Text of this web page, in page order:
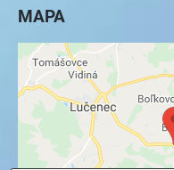
MAPA
Externý obsah je
Prajete si